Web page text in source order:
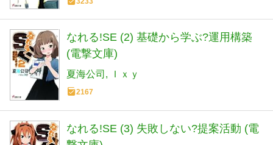
なれる!SE (2) 基礎から学ぶ?運用構築
(電撃文庫)
夏海公司 Ｉｘｙ
2167
なれる!SE (3) 失敗しない?提案活動 (電